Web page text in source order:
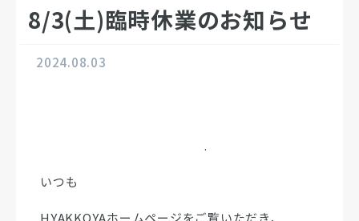
8/3(土)臨時休業のお知らせ
2024.08.03
.
いつも